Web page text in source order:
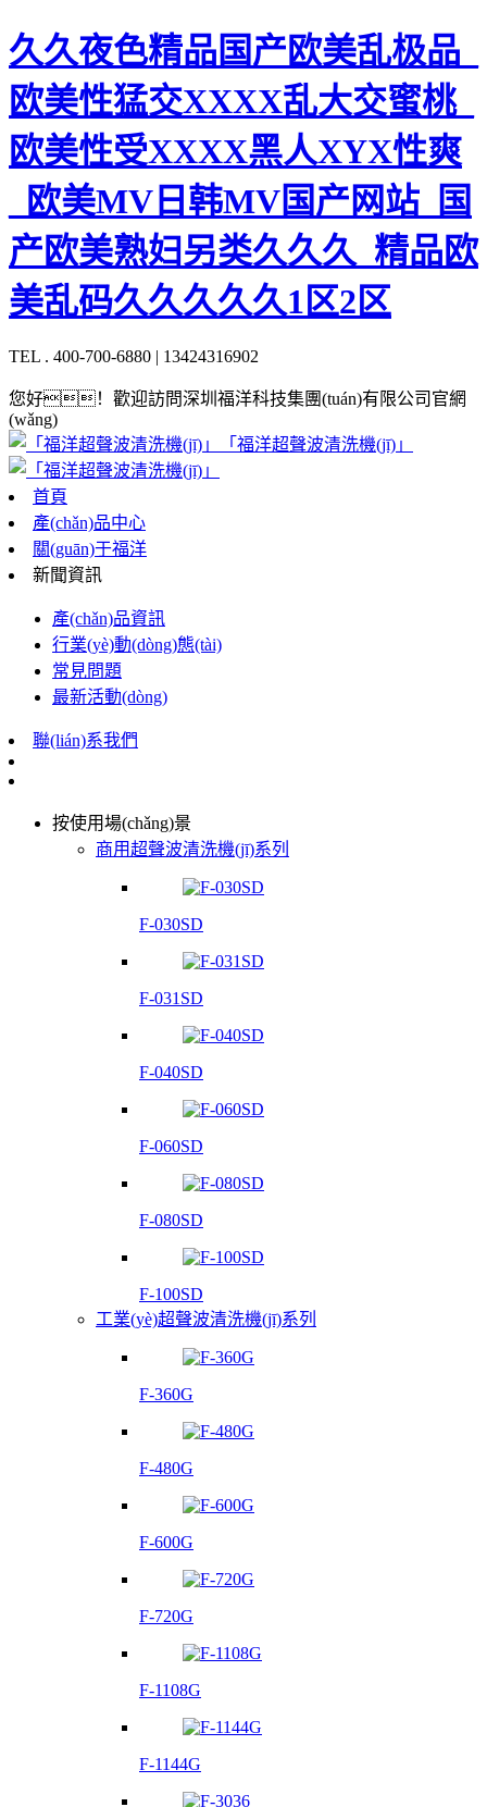
久久夜色精品国产欧美乱极品_
欧美性猛交XXXX乱大交蜜桃_
欧美性受XXXX黑人XYX性爽
_欧美MV日韩MV国产网站_国
产欧美熟妇另类久久久_精品欧
美乱码久久久久久1区2区
TEL . 400-700-6880 | 13424316902
您好！歡迎訪問深圳福洋科技集團(tuán)有限公司官網
(wǎng)
「福洋超聲波清洗機(jī)」
首頁
產(chǎn)品中心
關(guān)于福洋
新聞資訊
產(chǎn)品資訊
行業(yè)動(dòng)態(tài)
常見問題
最新活動(dòng)
聯(lián)系我們
按使用場(chǎng)景
商用超聲波清洗機(jī)系列
F-030SD
F-031SD
F-040SD
F-060SD
F-080SD
F-100SD
工業(yè)超聲波清洗機(jī)系列
F-360G
F-480G
F-600G
F-720G
F-1108G
F-1144G